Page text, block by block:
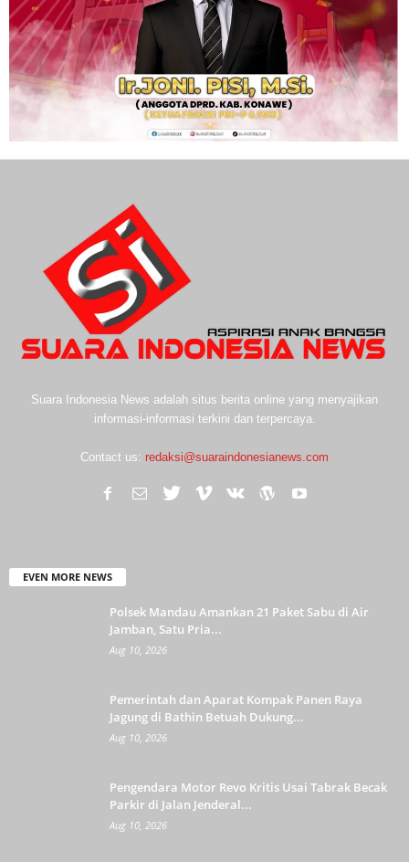
Suara Indonesia News adalah situs berita online yang menyajikan
informasi-informasi terkini dan terpercaya.
Contact us: redaksi@suaraindonesianews.com
EVEN MORE NEWS
Polsek Mandau Amankan 21 Paket Sabu di Air
Jamban, Satu Pria...
Aug 10, 2026
Pemerintah dan Aparat Kompak Panen Raya
Jagung di Bathin Betuah Dukung...
Aug 10, 2026
Pengendara Motor Revo Kritis Usai Tabrak Becak
Parkir di Jalan Jenderal...
Aug 10, 2026